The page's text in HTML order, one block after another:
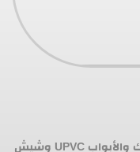
هي شركة رائدة في مجال صناعة الشبابيك والأبواب UPVC وشيش